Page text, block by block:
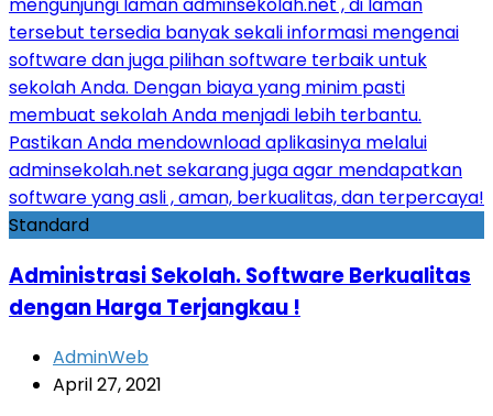
Standard
Administrasi Sekolah. Software Berkualitas
dengan Harga Terjangkau !
AdminWeb
April 27, 2021